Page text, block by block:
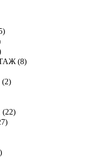
)
(8)
(2)
(22)
)
)